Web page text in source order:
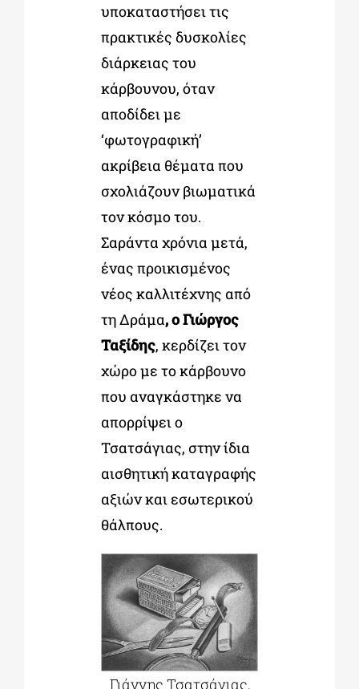
υποκαταστήσει τις
πρακτικές δυσκολίες
διάρκειας του
κάρβουνου, όταν
αποδίδει με
‘φωτογραφική’
ακρίβεια θέματα που
σχολιάζουν βιωματικά
τον κόσμο του.
Σαράντα χρόνια μετά,
ένας προικισμένος
νέος καλλιτέχνης από
τη Δράμα, ο Γιώργος
Ταξίδης, κερδίζει τον
χώρο με το κάρβουνο
που αναγκάστηκε να
απορρίψει ο
Τσατσάγιας, στην ίδια
αισθητική καταγραφής
αξιών και εσωτερικού
θάλπους.
Γιάννης Τσατσάγιας,